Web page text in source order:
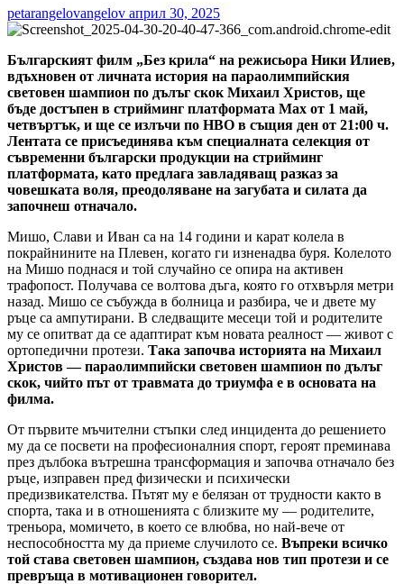
petarangelovangelov април 30, 2025
Българският филм „Без крила“ на режисьора Ники Илиев,
вдъхновен от личната история на параолимпийския
световен шампион по дълъг скок Михаил Христов, ще
бъде достъпен в стрийминг платформата Max от 1 май,
четвъртък, и ще се излъчи по HBO в същия ден от 21:00 ч.
Лентата се присъединява към специалната селекция от
съвременни български продукции на стрийминг
платформата, като предлага завладяващ разказ за
човешката воля, преодоляване на загубата и силата да
започнеш отначало.
Мишо, Слави и Иван са на 14 години и карат колела в
покрайнините на Плевен, когато ги изненадва буря. Колелото
на Мишо поднася и той случайно се опира на активен
трафопост. Получава се волтова дъга, която го отхвърля метри
назад. Мишо се събужда в болница и разбира, че и двете му
ръце са ампутирани. В следващите месеци той и родителите
му се опитват да се адаптират към новата реалност — живот с
ортопедични протези. Така започва историята на Михаил
Христов — параолимпийски световен шампион по дълъг
скок, чийто път от травмата до триумфа е в основата на
филма.
От първите мъчителни стъпки след инцидента до решението
му да се посвети на професионалния спорт, героят преминава
през дълбока вътрешна трансформация и започва отначало без
ръце, изправен пред физически и психически
предизвикателства. Пътят му е белязан от трудности както в
спорта, така и в отношенията с близките му — родителите,
треньора, момичето, в което се влюбва, но най-вече от
неспособността му да приеме случилото се. Въпреки всичко
той става световен шампион, създава нов тип протези и се
превръща в мотивационен говорител.